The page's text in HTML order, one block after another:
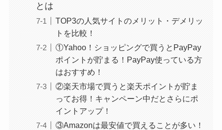
とは
TOP3の人気サイトのメリット・デメリッ
トを比較！
①Yahoo！ショッピングで買うとPayPay
ポイントが貯まる！PayPay使っている方
はおすすめ！
②楽天市場で買うと楽天ポイントが貯ま
ってお得！キャンペーン中だとさらにポ
イントアップ！
③Amazonは最安値で買えることが多い！